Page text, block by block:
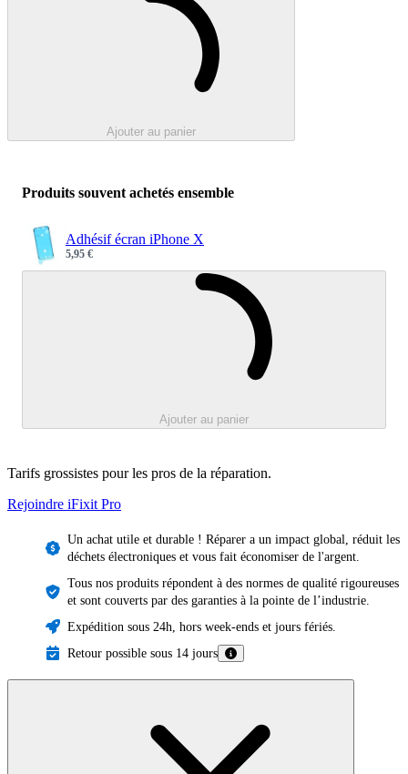
Ajouter au panier
Produits souvent achetés ensemble
Adhésif écran iPhone X
Sale price
5,95 €
Ajouter au panier
Tarifs grossistes pour les pros de la réparation.
Rejoindre iFixit Pro
Un achat utile et durable ! Réparer a un impact global, réduit les
déchets électroniques et vous fait économiser de l'argent.
Tous nos produits répondent à des normes de qualité rigoureuses
et sont couverts par des garanties à la pointe de l’industrie.
Expédition sous 24h, hors week-ends et jours fériés.
Retour possible sous 14 jours